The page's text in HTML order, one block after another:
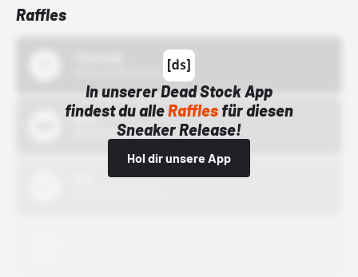
Raffles
In unserer Dead Stock App
findest du alleRafflesfür diesen
Sneaker Release!
Hol dir unsere App
Bstn
01.10.22 00:00 Uhr